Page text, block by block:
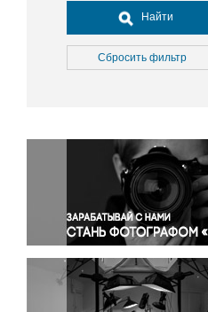
Досуг, туризм и отдых
Культура
Медицина
Окружающая среда
Политика
Правосудие
Происшествия и
Религия
Светская жизнь
Спорт
Экология
Найти
Сбросить фильтр